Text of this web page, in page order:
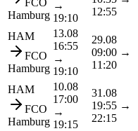
Hamburg
→
19:10
12:55
HAM
FCO
Hamburg
13.08
16:55
→
19:10
29.08
09:00 →
11:20
HAM
FCO
Hamburg
10.08
17:00
→
19:15
31.08
19:55 →
22:15